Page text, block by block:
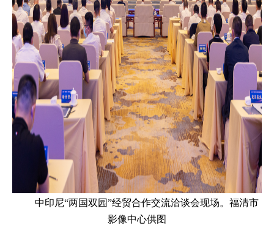
中印尼“两国双园”经贸合作交流洽谈会现场。福清市
影像中心供图